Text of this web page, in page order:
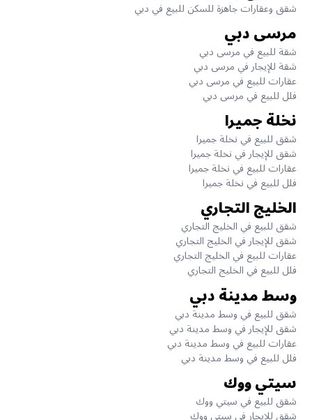
شقق وعقارات جاهزة للسكن للبيع في دبي
مرسى دبي
شقة للبيع في مرسى دبي
شقة للإيجار في مرسى دبي
عقارات للبيع في مرسى دبي
فلل للبيع في مرسى دبي
نخلة جميرا
شقق للبيع في نخلة جميرا
شقق للإيجار في نخلة جميرا
عقارات للبيع في نخلة جميرا
فلل للبيع في نخلة جميرا
الخليج التجاري
شقق للبيع في الخليج التجاري
شقق للإيجار في الخليج التجاري
عقارات للبيع في الخليج التجاري
فلل للبيع في الخليج التجاري
وسط مدينة دبي
شقق للبيع في وسط مدينة دبي
شقق للإيجار في وسط مدينة دبي
عقارات للبيع في وسط مدينة دبي
فلل للبيع في وسط مدينة دبي
سيتي ووك
شقق للبيع في سيتي ووك